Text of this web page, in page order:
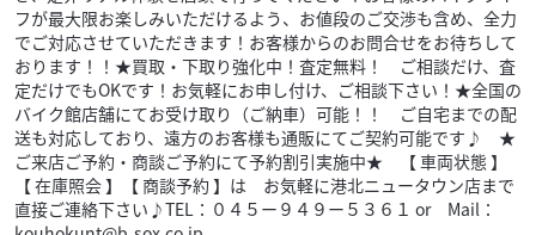
フが最大限お楽しみいただけるよう、お値段のご交渉も含め、全力
でご対応させていただきます！お客様からのお問合せをお待ちして
おります！！★買取・下取り強化中！査定無料！ ご相談だけ、査
定だけでもOKです！お気軽にお申し付け、ご相談下さい！★全国の
バイク館店舗にてお受け取り（ご納車）可能！！ ご自宅までの配
送も対応しており、遠方のお客様も通販にてご契約可能です♪ ★
ご来店ご予約・商談ご予約にて予約割引実施中★ 【 車両状態 】
【 在庫照会 】【 商談予約 】は お気軽に港北ニュータウン店まで
直接ご連絡下さい♪TEL：０４５ー９４９ー５３６１ or Mail：